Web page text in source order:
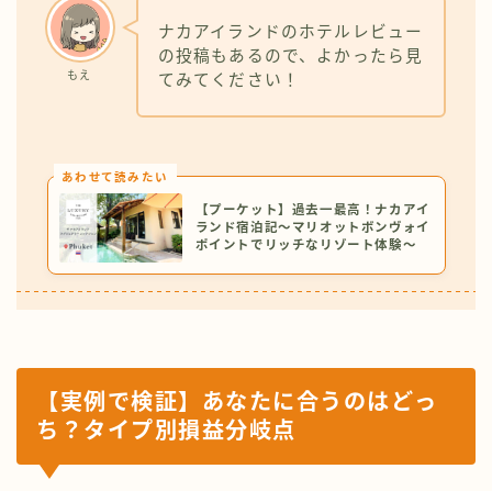
もえ
ナカアイランドのホテルレビュー
の投稿もあるので、よかったら見
てみてください！
あわせて読みたい
【プーケット】過去一最高！ナカアイ
ランド宿泊記〜マリオットボンヴォイ
ポイントでリッチなリゾート体験〜
【実例で検証】あなたに合うのはどっ
ち？タイプ別損益分岐点